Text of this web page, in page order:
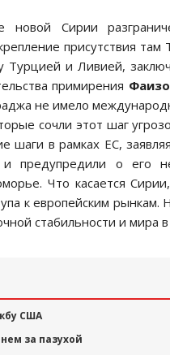
Сирии
присутствия
и Ливией,
примирения
не имело
сочли этот шаг
в рамках ЕС,
предупредили о его
Что касается
к европейским
стабильности и
США
за пазухой